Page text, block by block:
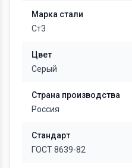
Марка стали
Ст3
Цвет
Серый
Страна производства
Россия
Стандарт
ГОСТ 8639-82